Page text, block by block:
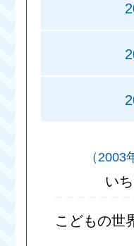
（2003
い
こどもの世